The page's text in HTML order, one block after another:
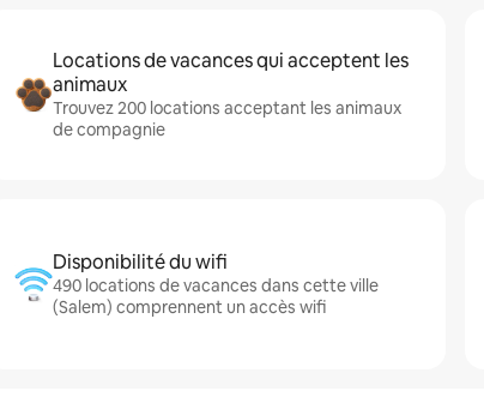
Locations de vacances qui acceptent les
animaux
Trouvez 200 locations acceptant les animaux
de compagnie
Disponibilité du wifi
490 locations de vacances dans cette ville
(Salem) comprennent un accès wifi